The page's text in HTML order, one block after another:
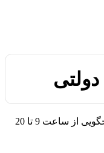
از ساعت 9 تا 20